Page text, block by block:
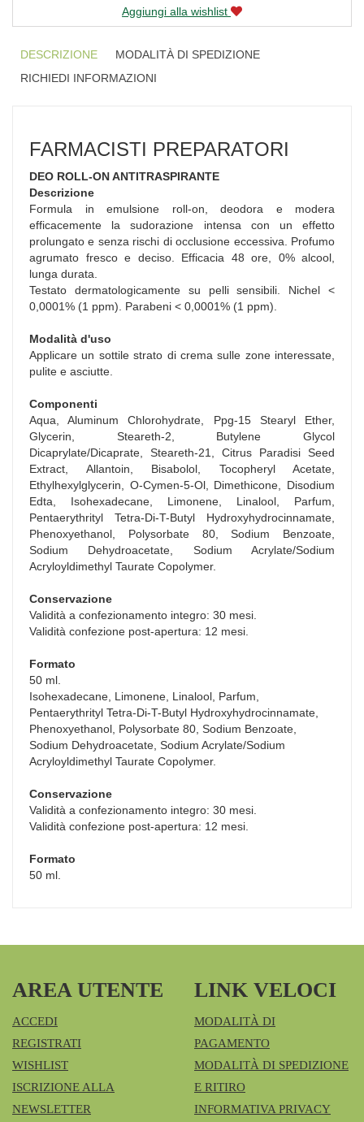
Aggiungi alla wishlist
DESCRIZIONE
MODALITÀ DI SPEDIZIONE
RICHIEDI INFORMAZIONI
FARMACISTI PREPARATORI
DEO ROLL-ON ANTITRASPIRANTE
Descrizione
Formula in emulsione roll-on, deodora e modera
efficacemente la sudorazione intensa con un effetto
prolungato e senza rischi di occlusione eccessiva. Profumo
agrumato fresco e deciso. Efficacia 48 ore, 0% alcool,
lunga durata.
Testato dermatologicamente su pelli sensibili. Nichel <
0,0001% (1 ppm). Parabeni < 0,0001% (1 ppm).
Modalità d'uso
Applicare un sottile strato di crema sulle zone interessate,
pulite e asciutte.
Componenti
Aqua, Aluminum Chlorohydrate, Ppg-15 Stearyl Ether,
Glycerin, Steareth-2, Butylene Glycol
Dicaprylate/Dicaprate, Steareth-21, Citrus Paradisi Seed
Extract, Allantoin, Bisabolol, Tocopheryl Acetate,
Ethylhexylglycerin, O-Cymen-5-Ol, Dimethicone, Disodium
Edta, Isohexadecane, Limonene, Linalool, Parfum,
Pentaerythrityl Tetra-Di-T-Butyl Hydroxyhydrocinnamate,
Phenoxyethanol, Polysorbate 80, Sodium Benzoate,
Sodium Dehydroacetate, Sodium Acrylate/Sodium
Acryloyldimethyl Taurate Copolymer.
Conservazione
Validità a confezionamento integro: 30 mesi.
Validità confezione post-apertura: 12 mesi.
Formato
50 ml.
Isohexadecane, Limonene, Linalool, Parfum,
Pentaerythrityl Tetra-Di-T-Butyl Hydroxyhydrocinnamate,
Phenoxyethanol, Polysorbate 80, Sodium Benzoate,
Sodium Dehydroacetate, Sodium Acrylate/Sodium
Acryloyldimethyl Taurate Copolymer.
Conservazione
Validità a confezionamento integro: 30 mesi.
Validità confezione post-apertura: 12 mesi.
Formato
50 ml.
AREA UTENTE
ACCEDI
REGISTRATI
WISHLIST
ISCRIZIONE ALLA
NEWSLETTER
LINK VELOCI
MODALITÀ DI
PAGAMENTO
MODALITÀ DI SPEDIZIONE
E RITIRO
INFORMATIVA PRIVACY